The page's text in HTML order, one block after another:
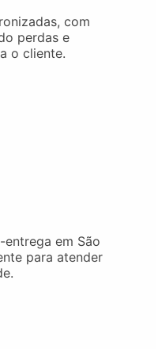
com
perdas e
o cliente.
em São
para atender